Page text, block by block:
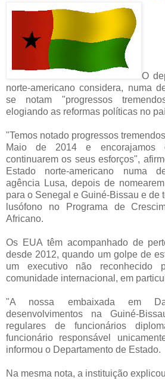
O
norte-americano considera, numa
se notam "progressos
elogiando as reformas políticas no
"Temos notado progressos
Maio de 2014 e encorajamos
continuarem os seus esforços",
Estado norte-americano numa
agência Lusa, depois de
para o Senegal e Guiné-Bissau e de
lusófono no Programa de
Africano.
Os EUA têm acompanhado de
desde 2012, quando um golpe de
um executivo não reconhecido
comunidade internacional, em
"A nossa embaixada em
desenvolvimentos na Guiné-
regulares de funcionários
funcionário responsável
informou o Departamento de Estado.
Na mesma nota, a instituição